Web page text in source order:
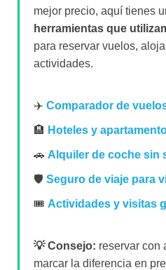
mejor precio, aquí tienes
herramientas que
para reservar vuelos,
actividades.
✈️ Comparador de
🏨 Hoteles y
🚗 Alquiler de coche sin
🛡️ Seguro de viaje para
🎟️ Actividades y visitas
💡 Consejo: reservar con
marcar la diferencia en